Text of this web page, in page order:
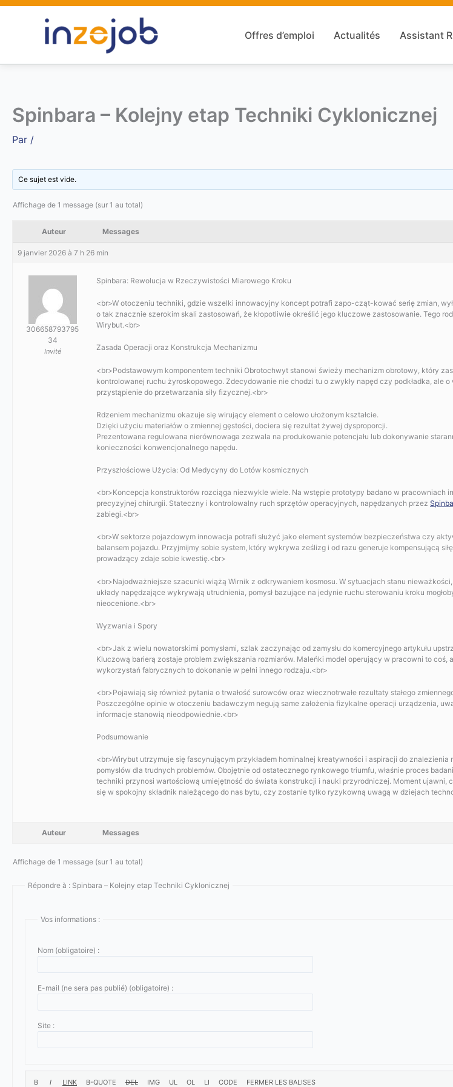
Aller
Offres d’emploi Actualités Assistant
Spinbara – Kolejny etap Techniki Cyklonicznej
Par /
Ce sujet est vide.
Affichage de 1 message (sur 1 au total)
Auteur Messages
9 janvier 2026 à 7 h 26 min
306658793795
34
Invité
Spinbara: Rewolucja w Rzeczywistości Miarowego Kroku
<br>W otoczeniu techniki, gdzie wszelki innowacyjny koncept potrafi zapo-cząt-kować serię zmian,
o tak znacznie szerokim skali zastosowań, że kłopotliwie określić jego kluczowe zastosowanie. Tego
Wirybut.<br>
Zasada Operacji oraz Konstrukcja Mechanizmu
<br>Podstawowym komponentem techniki Obrotochwyt stanowi świeży mechanizm obrotowy, który
kontrolowanej ruchu żyroskopowego. Zdecydowanie nie chodzi tu o zwykły napęd czy podkładka, ale o
przystąpienie do przetwarzania siły fizycznej.<br>
Rdzeniem mechanizmu okazuje się wirujący element o celowo ułożonym kształcie.
Dzięki użyciu materiałów o zmiennej gęstości, dociera się rezultat żywej dysproporcji.
Prezentowana regulowana nierównowaga zezwala na produkowanie potencjału lub dokonywanie
konieczności konwencjonalnego napędu.
Przyszłościowe Użycia: Od Medycyny do Lotów kosmicznych
<br>Koncepcja konstruktorów rozciąga niezwykle wiele. Na wstępie prototypy badano w pracowniach
precyzyjnej chirurgii. Stateczny i kontrolowalny ruch sprzętów operacyjnych, napędzanych przez
zabiegi.<br>
<br>W sektorze pojazdowym innowacja potrafi służyć jako element systemów bezpieczeństwa czy
balansem pojazdu. Przyjmijmy sobie system, który wykrywa ześlizg i od razu generuje kompensującą
prowadzący zdaje sobie kwestię.<br>
<br>Najodważniejsze szacunki wiążą Wirnik z odkrywaniem kosmosu. W sytuacjach stanu
układy napędzające wykrywają utrudnienia, pomysł bazujące na jedynie ruchu sterowaniu kroku
nieocenione.<br>
Wyzwania i Spory
<br>Jak z wielu nowatorskimi pomysłami, szlak zaczynając od zamysłu do komercyjnego artykułu
Kluczową barierą zostaje problem zwiększania rozmiarów. Maleńki model operujący w pracowni to coś,
wykorzystań fabrycznych to dokonanie w pełni innego rodzaju.<br>
<br>Pojawiają się również pytania o trwałość surowców oraz wiecznotrwałe rezultaty stałego
Poszczególne opinie w otoczeniu badawczym negują same założenia fizykalne operacji urządzenia,
informacje stanowią nieodpowiednie.<br>
Podsumowanie
<br>Wirybut utrzymuje się fascynującym przykładem hominalnej kreatywności i aspiracji do znalezienia
pomysłów dla trudnych problemów. Obojętnie od ostatecznego rynkowego triumfu, właśnie proces
techniki przynosi wartościową umiejętność do świata konstrukcji i nauki przyrodniczej. Moment ujawni,
się w spokojny składnik należącego do nas bytu, czy zostanie tylko ryzykowną uwagą w dziejach
Auteur Messages
Affichage de 1 message (sur 1 au total)
Répondre à : Spinbara – Kolejny etap Techniki Cyklonicznej
Vos informations :
Nom (obligatoire) :
E-mail (ne sera pas publié) (obligatoire) :
Site :